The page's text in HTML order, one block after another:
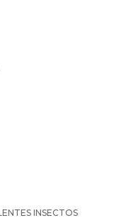
INSECTOS